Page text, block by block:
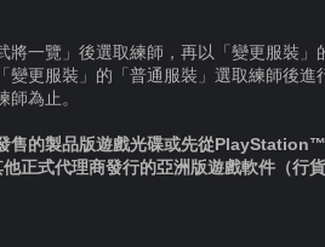
一覽」後選取練師，再以「變更服裝」
更服裝」的「普通服裝」選取練師後進
為止。
售的製品版遊戲光碟或先從
正式代理商發行的亞洲版遊戲軟件（行